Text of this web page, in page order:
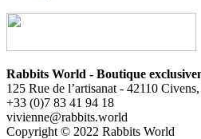
Rabbits World - Boutique
125 Rue de l’artisanat - 42110
+33 (0)7 83 41 94 18
vivienne@rabbits.world
Copyright © 2022 Rabbits World